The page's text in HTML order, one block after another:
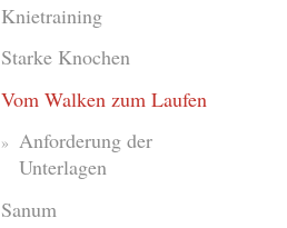
Knietraining
Starke Knochen
Vom Walken zum Laufen
Anforderung der
Unterlagen
Sanum